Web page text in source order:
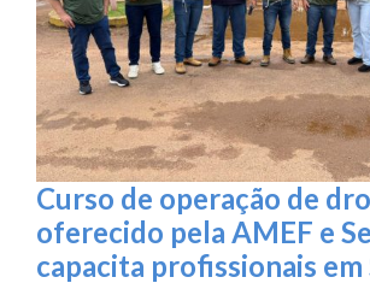
Curso de operação de
oferecido pela AMEF e
capacita profissionais em